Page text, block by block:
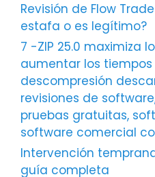
Revisión de Flow
estafa o es legítimo?
7 -ZIP 25.0 maximiza
aumentar los
descompresión
revisiones de
pruebas gratuitas,
software comercial
Intervención
guía completa